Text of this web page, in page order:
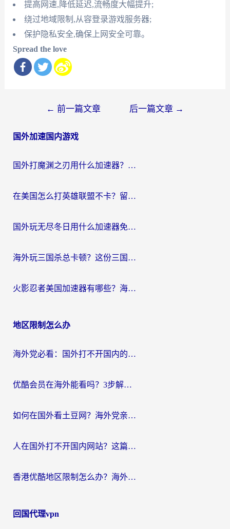
提高网速,降低延迟,流畅度大幅提升;
绕过地域限制,从容登录游戏服务器;
保护隐私安全,确保上网安全可靠。
Spread the love
导
← 前一篇文章 后一篇文章 →
国外加速国内游戏
国外打魔渊之刃用什么加速器？2026海外玩家国服游戏加速全攻略（附闪耀暖暖&复苏的魔女避坑指南）
在美国怎么打英雄联盟不卡？留学生亲测的国服游戏加速全攻略
国外玩无尽冬日用什么加速器免费？海外党国服游戏加速避坑指南
海外玩三国杀总卡顿？这份三国杀游戏加速器指南帮你告别延迟烦恼
火影忍者美国加速器有哪些？海外党亲测的国服游戏加速全攻略（含菲律宾玩三国之刃守望黎明技巧）
地区限制怎么办
海外党必看：国外打不开国内的app怎么办？3步解决你的乡愁
优酷会员在海外能看吗？3步解决海外追剧难题，附实测好用加速器推荐
如何在国外看土豆网？海外党亲测有效的追剧加速器选择指南
人在国外打不开国内网站？这篇攻略帮你无缝解锁国内资源（附交管12123使用技巧）
香港优酷地区限制怎么办？海外党亲测有效的追剧解决方案
回国代理vpn